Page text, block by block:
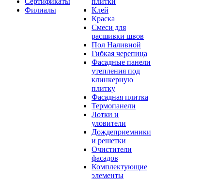
Филиалы
Клей
Краска
Смеси для
расшивки швов
Пол Наливной
Гибкая черепица
Фасадные панели
утепления под
клинкерную
плитку
Фасадная плитка
Термопанели
Лотки и
уловители
Дождеприемники
и решетки
Очистители
фасадов
Комплектующие
элементы